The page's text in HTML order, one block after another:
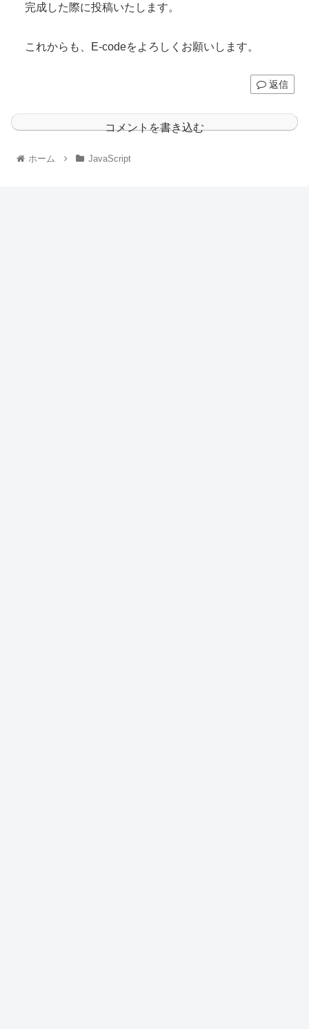
完成した際に投稿いたします。
これからも、E-codeをよろしくお願いします。
返信
コメントを書き込む
ホーム JavaScript